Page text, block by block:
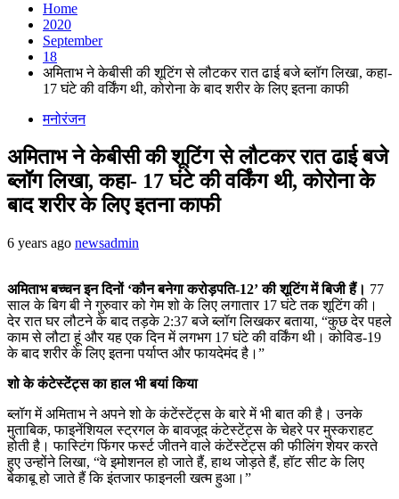
Home
2020
September
18
अमिताभ ने केबीसी की शूटिंग से लौटकर रात ढाई बजे ब्लॉग लिखा, कहा-
17 घंटे की वर्किंग थी, कोरोना के बाद शरीर के लिए इतना काफी
मनोरंजन
अमिताभ ने केबीसी की शूटिंग से लौटकर रात ढाई बजे
ब्लॉग लिखा, कहा- 17 घंटे की वर्किंग थी, कोरोना के
बाद शरीर के लिए इतना काफी
6 years ago newsadmin
अमिताभ बच्चन इन दिनों ‘कौन बनेगा करोड़पति-12’ की शूटिंग में बिजी हैं। 77
साल के बिग बी ने गुरुवार को गेम शो के लिए लगातार 17 घंटे तक शूटिंग की।
देर रात घर लौटने के बाद तड़के 2:37 बजे ब्लॉग लिखकर बताया, “कुछ देर पहले
काम से लौटा हूं और यह एक दिन में लगभग 17 घंटे की वर्किंग थी। कोविड-19
के बाद शरीर के लिए इतना पर्याप्त और फायदेमंद है।”
शो के कंटेस्टेंट्स का हाल भी बयां किया
ब्लॉग में अमिताभ ने अपने शो के कंटेंस्टेंट्स के बारे में भी बात की है। उनके
मुताबिक, फाइनेंशियल स्ट्रगल के बावजूद कंटेस्टेंट्स के चेहरे पर मुस्कराहट
होती है। फास्टिंग फिंगर फर्स्ट जीतने वाले कंटेंस्टेंट्स की फीलिंग शेयर करते
हुए उन्होंने लिखा, “वे इमोशनल हो जाते हैं, हाथ जोड़ते हैं, हॉट सीट के लिए
बेकाबू हो जाते हैं कि इंतजार फाइनली खत्म हुआ।”